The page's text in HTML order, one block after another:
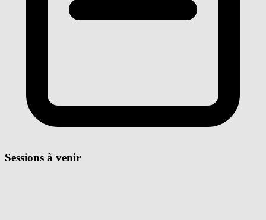
Sessions à venir